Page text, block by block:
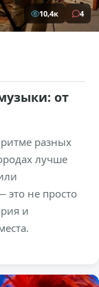
10,4к 4
от
разных
лучше
это не просто
и